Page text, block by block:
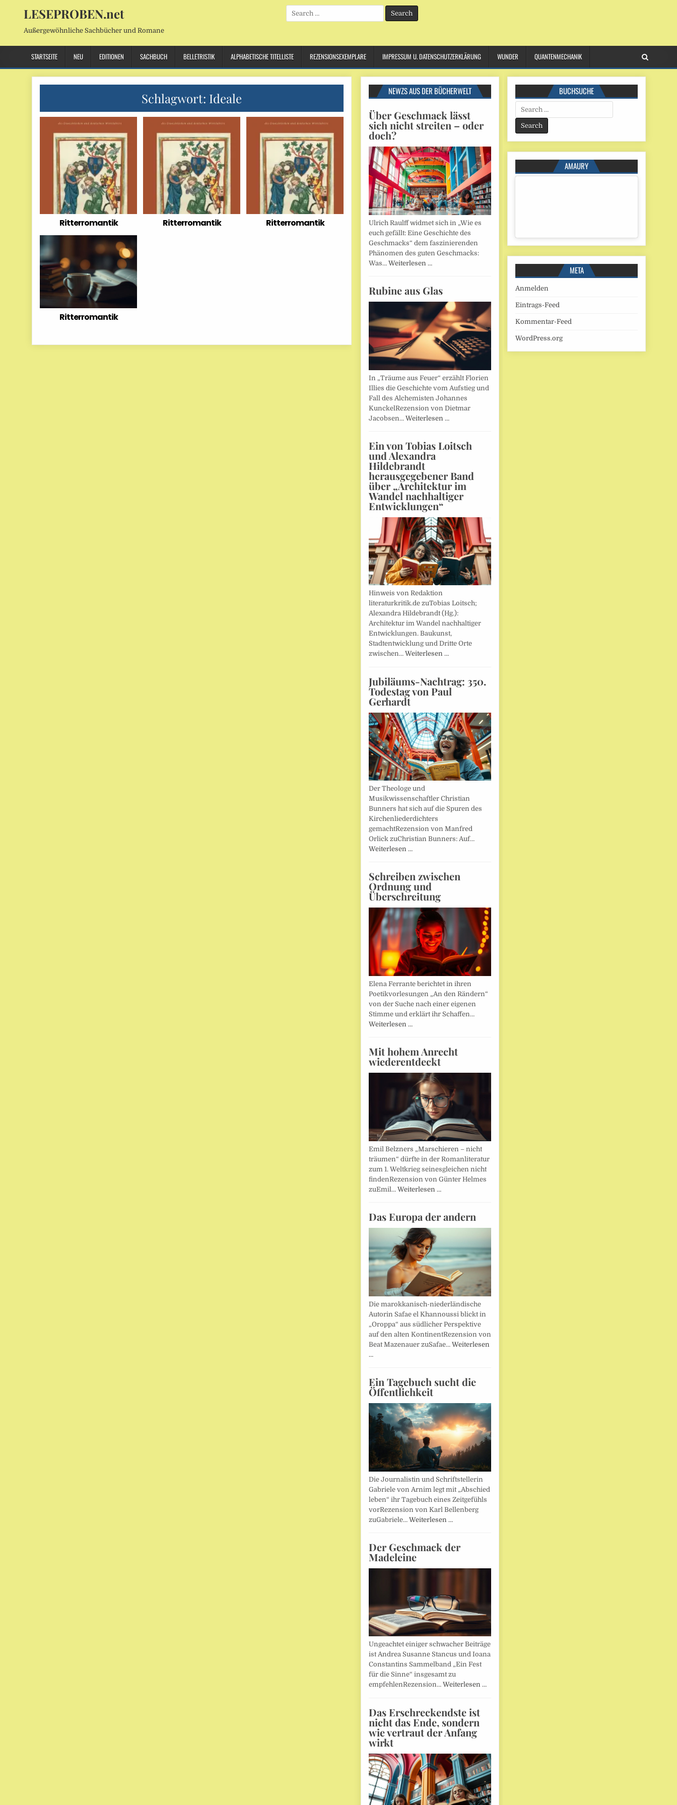
LESEPROBEN.net
Außergewöhnliche Sachbücher und Romane
Search
for:
STARTSEITE NEU EDITIONEN SACHBUCH BELLETRISTIK ALPHABETISCHE TITELLISTE REZENSIONSEXEMPLARE IMPRESSUM U. DATENSCHUTZERKLÄRUNG WUNDER QUANTENMECHANIK
Schlagwort: Ideale
Ritterromantik Ritterromantik Ritterromantik
Ritterromantik
NEWZS AUS DER BÜCHERWELT
Über Geschmack lässt
sich nicht streiten – oder
doch?
Ulrich Raulff widmet sich in „Wie es
euch gefällt: Eine Geschichte des
Geschmacks“ dem faszinierenden
Phänomen des guten Geschmacks:
Was… Weiterlesen …
Rubine aus Glas
In „Träume aus Feuer“ erzählt Florien
Illies die Geschichte vom Aufstieg und
Fall des Alchemisten Johannes
KunckelRezension von Dietmar
Jacobsen… Weiterlesen …
Ein von Tobias Loitsch
und Alexandra
Hildebrandt
herausgegebener Band
über „Architektur im
Wandel nachhaltiger
Entwicklungen“
Hinweis von Redaktion
literaturkritik.de zuTobias Loitsch;
Alexandra Hildebrandt (Hg.):
Architektur im Wandel nachhaltiger
Entwicklungen. Baukunst,
Stadtentwicklung und Dritte Orte
zwischen… Weiterlesen …
Jubiläums-Nachtrag: 350.
Todestag von Paul
Gerhardt
Der Theologe und
Musikwissenschaftler Christian
Bunners hat sich auf die Spuren des
Kirchenliederdichters
gemachtRezension von Manfred
Orlick zuChristian Bunners: Auf…
Weiterlesen …
Schreiben zwischen
Ordnung und
Überschreitung
Elena Ferrante berichtet in ihren
Poetikvorlesungen „An den Rändern“
von der Suche nach einer eigenen
Stimme und erklärt ihr Schaffen…
Weiterlesen …
Mit hohem Anrecht
wiederentdeckt
Emil Belzners „Marschieren – nicht
träumen“ dürfte in der Romanliteratur
zum 1. Weltkrieg seinesgleichen nicht
findenRezension von Günter Helmes
zuEmil… Weiterlesen …
Das Europa der andern
Die marokkanisch-niederländische
Autorin Safae el Khannoussi blickt in
„Oroppa“ aus südlicher Perspektive
auf den alten KontinentRezension von
Beat Mazenauer zuSafae… Weiterlesen
…
Ein Tagebuch sucht die
Öffentlichkeit
Die Journalistin und Schriftstellerin
Gabriele von Arnim legt mit „Abschied
leben“ ihr Tagebuch eines Zeitgefühls
vorRezension von Karl Bellenberg
zuGabriele… Weiterlesen …
Der Geschmack der
Madeleine
Ungeachtet einiger schwacher Beiträge
ist Andrea Susanne Stancus und Ioana
Constantins Sammelband „Ein Fest
für die Sinne“ insgesamt zu
empfehlenRezension… Weiterlesen …
Das Erschreckendste ist
nicht das Ende, sondern
wie vertraut der Anfang
wirkt
BUCHSUCHE
Search
for:
AMAURY
META
Anmelden
Eintrags-Feed
Kommentar-Feed
WordPress.org